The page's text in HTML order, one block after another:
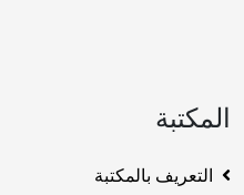
المكتبة
التعريف بالمكتبة